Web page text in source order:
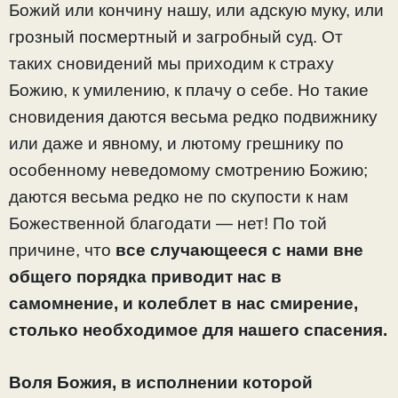
Божий или кончину нашу, или адскую муку, или
грозный посмертный и загробный суд. От
таких сновидений мы приходим к страху
Божию, к умилению, к плачу о себе. Но такие
сновидения даются весьма редко подвижнику
или даже и явному, и лютому грешнику по
особенному неведомому смотрению Божию;
даются весьма редко не по скупости к нам
Божественной благодати — нет! По той
причине, что все случающееся с нами вне
общего порядка приводит нас в
самомнение, и колеблет в нас смирение,
столько необходимое для нашего спасения.
Воля Божия, в исполнении которой